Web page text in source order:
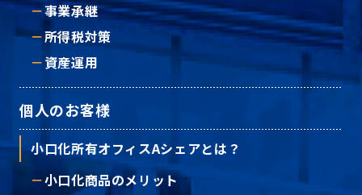
事業承継
所得税対策
資産運用
個人のお客様
小口化所有オフィスAシェアとは？
小口化商品のメリット